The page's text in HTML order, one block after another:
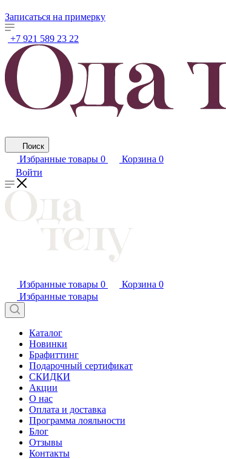
Записаться на примерку
+7 921 589 23 22
Поиск
Избранные товары 0 Корзина 0
Войти
Избранные товары 0 Корзина 0
Избранные товары
Каталог
Новинки
Брафиттинг
Подарочный сертификат
СКИДКИ
Акции
О нас
Оплата и доставка
Программа лояльности
Блог
Отзывы
Контакты